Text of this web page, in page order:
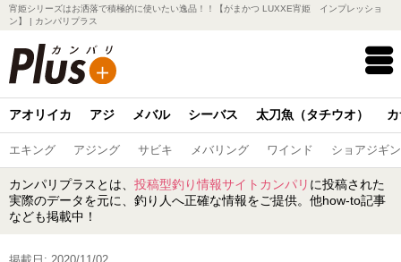
宵姫シリーズはお洒落で積極的に使いたい逸品！！【がまかつ LUXXE宵姫 インプレッショ
ン】 | カンパリプラス
アオリイカ アジ メバル シーバス 太刀魚（タチウオ）
エキング アジング サビキ メバリング ワインド ショアジギ
カンパリプラスとは、 投稿型釣り情報サイトカンパリ に投稿された
実際のデータを元に、釣り人へ正確な情報をご提供。他how-to記事
なども掲載中！